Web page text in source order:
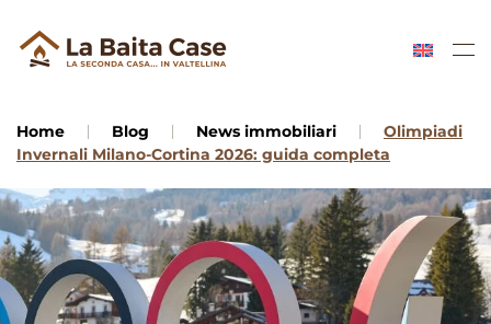
Skip to main content
Home Blog News immobiliari
Olimpiadi
Invernali Milano-Cortina 2026: guida completa